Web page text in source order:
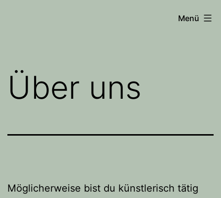
Menü
Über uns
Möglicherweise bist du künstlerisch tätig